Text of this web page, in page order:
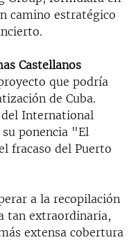
camino estratégico
Castellanos
que podría
de Cuba.
del International
ponencia "El
fracaso del Puerto
a la recopilación
tan extraordinaria,
extensa cobertura